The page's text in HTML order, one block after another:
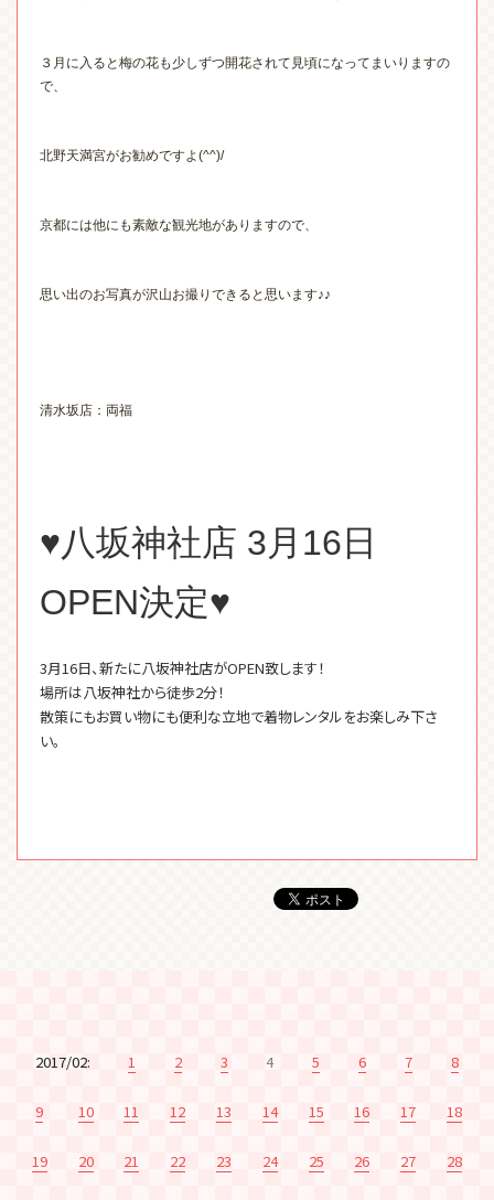
３月に入ると梅の花も少しずつ開花されて見頃になってまいりますの
で、
北野天満宮がお勧めですよ(^^)/
京都には他にも素敵な観光地がありますので、
思い出のお写真が沢山お撮りできると思います♪♪
清水坂店：両福
♥八坂神社店 3月16日
OPEN決定♥
3月16日、新たに八坂神社店がOPEN致します！
場所は八坂神社から徒歩2分！
散策にもお買い物にも便利な立地で着物レンタルをお楽しみ下さ
い。
2017/02: 1 2 3 4 5 6 7 8
9 10 11 12 13 14 15 16 17 18
19 20 21 22 23 24 25 26 27 28